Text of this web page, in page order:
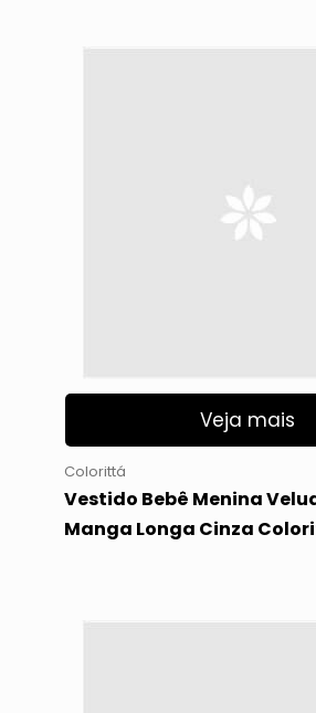
Veja mais
Colorittá
Vestido Bebê Menina
Manga Longa Cinza